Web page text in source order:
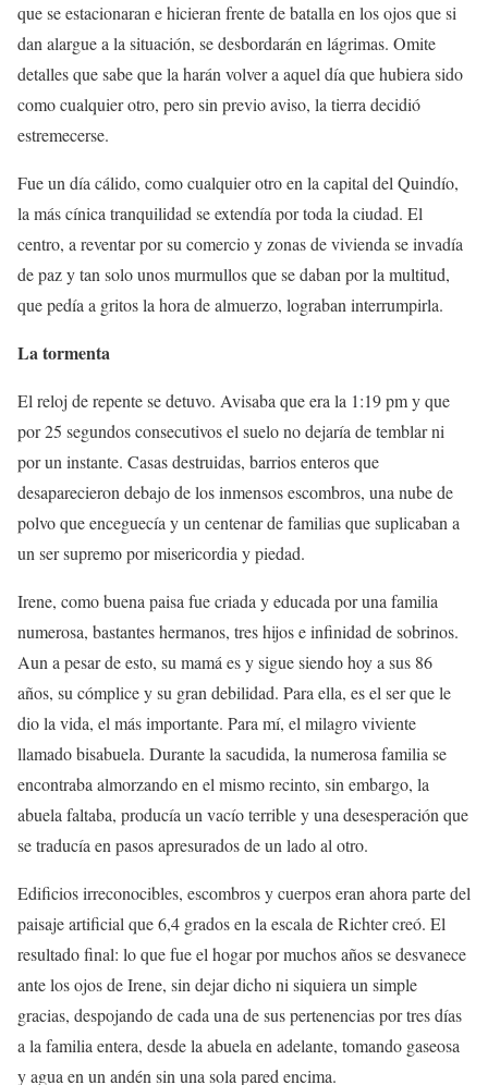
que se estacionaran e hicieran frente de batalla en los ojos que si
dan alargue a la situación, se desbordarán en lágrimas. Omite
detalles que sabe que la harán volver a aquel día que hubiera sido
como cualquier otro, pero sin previo aviso, la tierra decidió
estremecerse.
Fue un día cálido, como cualquier otro en la capital del Quindío,
la más cínica tranquilidad se extendía por toda la ciudad. El
centro, a reventar por su comercio y zonas de vivienda se invadía
de paz y tan solo unos murmullos que se daban por la multitud,
que pedía a gritos la hora de almuerzo, lograban interrumpirla.
La tormenta
El reloj de repente se detuvo. Avisaba que era la 1:19 pm y que
por 25 segundos consecutivos el suelo no dejaría de temblar ni
por un instante. Casas destruidas, barrios enteros que
desaparecieron debajo de los inmensos escombros, una nube de
polvo que enceguecía y un centenar de familias que suplicaban a
un ser supremo por misericordia y piedad.
Irene, como buena paisa fue criada y educada por una familia
numerosa, bastantes hermanos, tres hijos e infinidad de sobrinos.
Aun a pesar de esto, su mamá es y sigue siendo hoy a sus 86
años, su cómplice y su gran debilidad. Para ella, es el ser que le
dio la vida, el más importante. Para mí, el milagro viviente
llamado bisabuela. Durante la sacudida, la numerosa familia se
encontraba almorzando en el mismo recinto, sin embargo, la
abuela faltaba, producía un vacío terrible y una desesperación que
se traducía en pasos apresurados de un lado al otro.
Edificios irreconocibles, escombros y cuerpos eran ahora parte del
paisaje artificial que 6,4 grados en la escala de Richter creó. El
resultado final: lo que fue el hogar por muchos años se desvanece
ante los ojos de Irene, sin dejar dicho ni siquiera un simple
gracias, despojando de cada una de sus pertenencias por tres días
a la familia entera, desde la abuela en adelante, tomando gaseosa
y agua en un andén sin una sola pared encima.